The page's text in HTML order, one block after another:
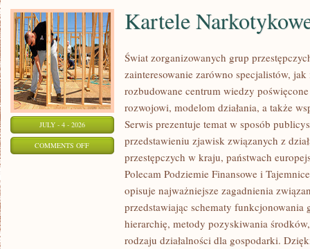
JULY - 4 - 2026
COMMENTS OFFON
NARKOTYKOWE
Kartele
Świat zorganizowanych grup
zainteresowanie zarówno specjalistów,
rozbudowane centrum wiedzy
rozwojowi, modelom działania, a także
Serwis prezentuje temat w sposób
przedstawieniu zjawisk związanych z
przestępczych w kraju, państwach
Polecam Podziemie Finansowe i
opisuje najważniejsze zagadnienia
przedstawiając schematy funkcjonowania
hierarchię, metody pozyskiwania
rodzaju działalności dla gospodarki.